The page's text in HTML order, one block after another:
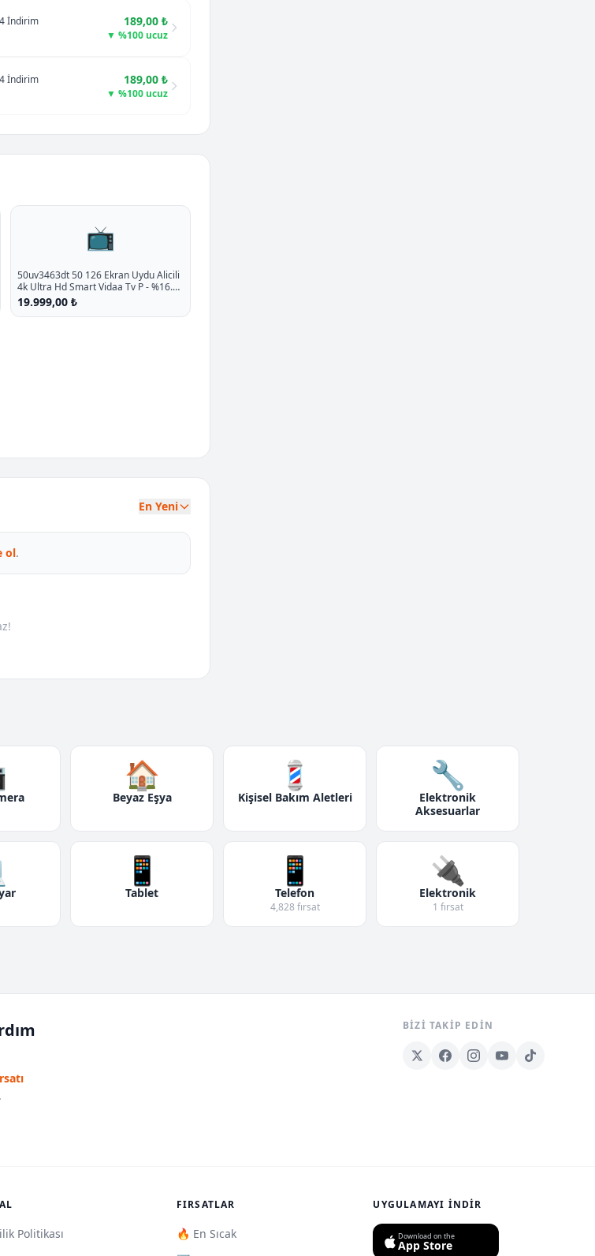
İndirim
189,00 ₺
▼ %100 ucuz
İndirim
189,00 ₺
▼ %100 ucuz
📺
50uv3463dt 50 126 Ekran Uydu Alicili
4k Ultra Hd Smart Vidaa Tv P - %16.6
İndirim
19.999,00 ₺
En Yeni
ol.
🏠
Beyaz Eşya
💈
Kişisel Bakım Aletleri
🔧
Elektronik
Aksesuarlar
📱
Tablet
📱
Telefon
4,828 fırsat
🔌
Elektronik
1 fırsat
BIZI TAKIP EDIN
Politikası
FIRSATLAR
🔥 En Sıcak
UYGULAMAYI İNDIR
Download on the
App Store